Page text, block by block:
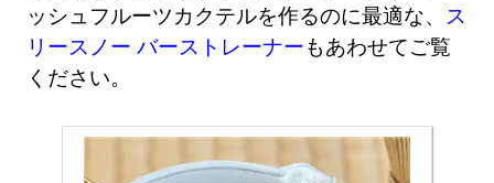
ッシュフルーツカクテルを作るのに最適な、 ス
リースノー バーストレーナーもあわせてご覧
ください。